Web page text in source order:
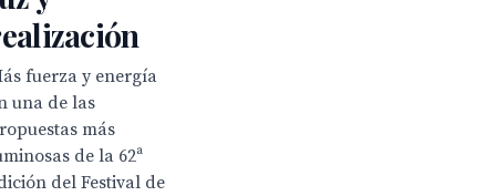
fuerza y energía
una de las
más
de la 62ª
del Festival de